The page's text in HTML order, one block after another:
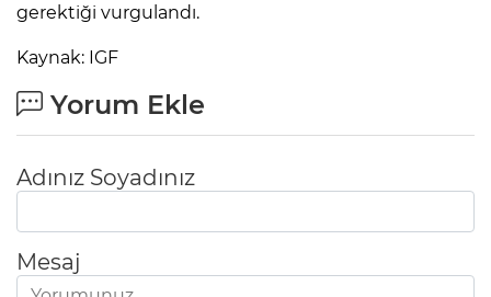
gerektiği vurgulandı.
Kaynak: IGF
Yorum Ekle
Adınız Soyadınız
Mesaj